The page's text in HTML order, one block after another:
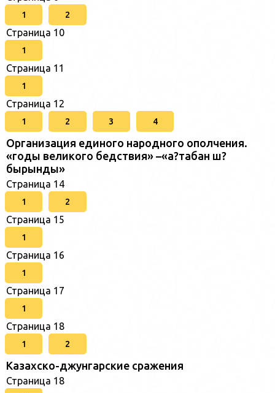
1 2
Страница 10
1
Страница 11
1
Страница 12
1 2 3 4
Организация единого народного ополчения.
«годы великого бедствия» –«а?табан ш?
бырынды»
Страница 14
1 2
Страница 15
1
Страница 16
1
Страница 17
1
Страница 18
1 2
Казахско-джунгарские сражения
Страница 18